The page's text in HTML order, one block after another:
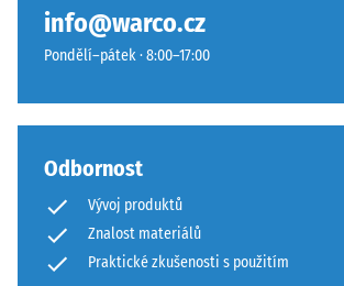
produktinfo@warco.cz
Pondělí–pátek · 8:00–17:00
Odbornost
Vývoj produktů
Znalost materiálů
Praktické zkušenosti s použitím